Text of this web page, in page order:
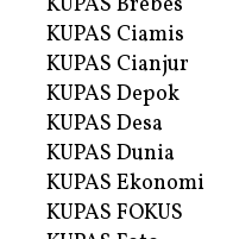
KUPAS Ciamis
KUPAS Cianjur
KUPAS Depok
KUPAS Desa
KUPAS Dunia
KUPAS Ekonomi
KUPAS FOKUS